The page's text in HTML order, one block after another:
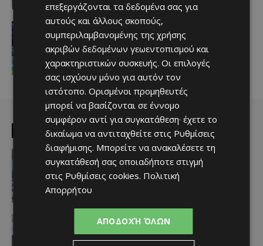
Αθλητικά
Όλα δείχνουν… φουλαρισμένες τρεις
κερκίδες!
Afentiko 08/08/2026
EDITOR PICKS
Απόλλων
Πολύ μεγάλο ενδιαφέρον για ένα
«μαγικό χαρτάκι»
Αθλητικά - Επικαιρότητα
Χάιρο
επεξεργάζονται τα δεδομένα σας για
αυτούς και άλλους σκοπούς,
συμπεριλαμβανομένης της χρήσης
ακριβών δεδομένων γεωεντοπισμού και
χαρακτηριστικών συσκευής. Οι επιλογές
σας ισχύουν μόνο για αυτόν τον
ιστότοπο. Ορισμένοι προμηθευτές
μπορεί να βασίζονται σε έννομο
συμφέρον αντί για συγκατάθεση· έχετε το
δικαίωμα να αντιταχθείτε στις Ρυθμίσεις
διαφήμισης. Μπορείτε να ανακαλέσετε τη
συγκατάθεσή σας οποιαδήποτε στιγμή
στις Ρυθμίσεις cookies. Πολιτική
Απορρήτου
ΑΠΟΔΟΧΉ ΌΛΩΝ